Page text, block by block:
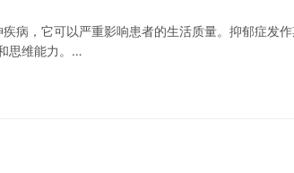
病，它可以严重影响患者的生活质量。抑郁症发
思维能力。…